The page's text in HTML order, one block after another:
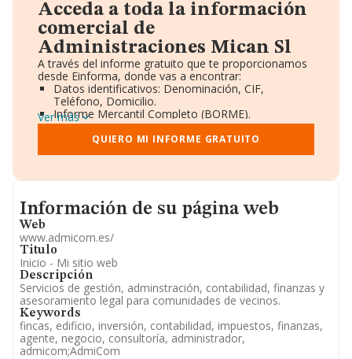
Acceda a toda la información
comercial de
Administraciones Mican Sl
A través del informe gratuito que te proporcionamos
desde Einforma, donde vas a encontrar:
Datos identificativos: Denominación, CIF,
Teléfono, Domicilio.
Informe Mercantil Completo (BORME).
Gráficos de Evolución Ventas y Empleados.
Consejo de Administración y Administradores.
Directivos y Ejecutivos.
Información oficial y registral complementaria.
Ver más
QUIERO MI INFORME GRATUITO
Informacion de su página web
Información de su página web
Web
www.admicom.es/
Titulo
Inicio - Mi sitio web
Descripción
Servicios de gestión, adminstración, contabilidad, finanzas y
asesoramiento legal para comunidades de vecinos.
Keywords
fincas, edificio, inversión, contabilidad, impuestos, finanzas,
agente, negocio, consultoría, administrador,
admicom;AdmiCom